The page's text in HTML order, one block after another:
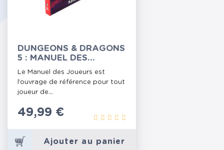
DUNGEONS & DRAGONS
5 : MANUEL DES
JOUEURS 2024
Le Manuel des Joueurs est
l’ouvrage de référence pour tout
joueur de...
Prix
49,99 €
Ajouter au panier